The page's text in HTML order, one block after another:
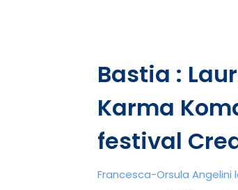
Bastia :
Karma
festival
Francesca-Orsula Angelini